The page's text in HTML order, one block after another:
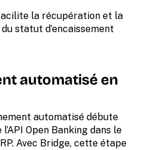
la récupération et la
statut d’encaissement
automatisé en
automatisé débute
Open Banking dans le
Avec Bridge, cette étape